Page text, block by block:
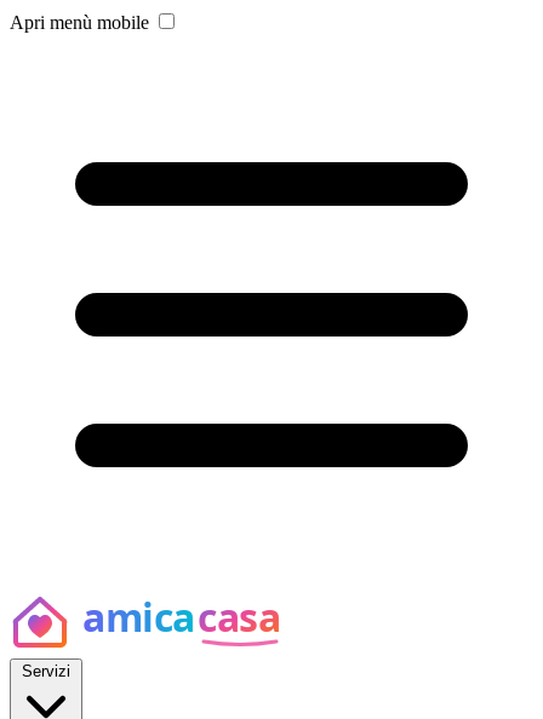
Apri menù mobile
Servizi